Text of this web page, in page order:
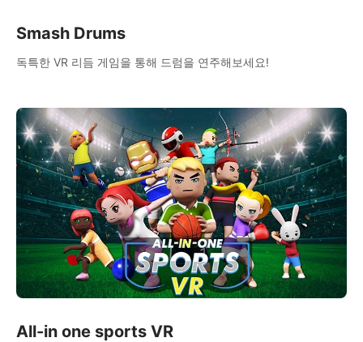
Smash Drums
독특한 VR 리듬 게임을 통해 드럼을 연주해보세요!
All-in one sports VR